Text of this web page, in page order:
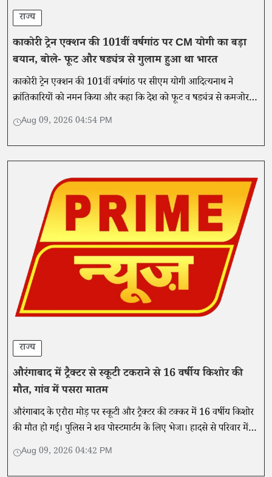
राज्य
काकोरी ट्रेन एक्शन की 101वीं वर्षगांठ पर CM योगी का बड़ा
बयान, बोले- फूट और षड्यंत्र से गुलाम हुआ था भारत
काकोरी ट्रेन एक्शन की 101वीं वर्षगांठ पर सीएम योगी आदित्यनाथ ने
क्रांतिकारियों को नमन किया और कहा कि देश को फूट व षड्यंत्र से कमजोर
करने की कोशिश आज भी जारी है।
Aug 09, 2026 04:54 PM
राज्य
औरंगाबाद में ट्रैक्टर से स्कूटी टकराने से 16 वर्षीय किशोर की
मौत, गांव में पसरा मातम
औरंगाबाद के एरौरा मोड़ पर स्कूटी और ट्रैक्टर की टक्कर में 16 वर्षीय किशोर
की मौत हो गई। पुलिस ने शव पोस्टमार्टम के लिए भेजा। हादसे से परिवार में
कोहराम मचा है।
Aug 09, 2026 04:42 PM